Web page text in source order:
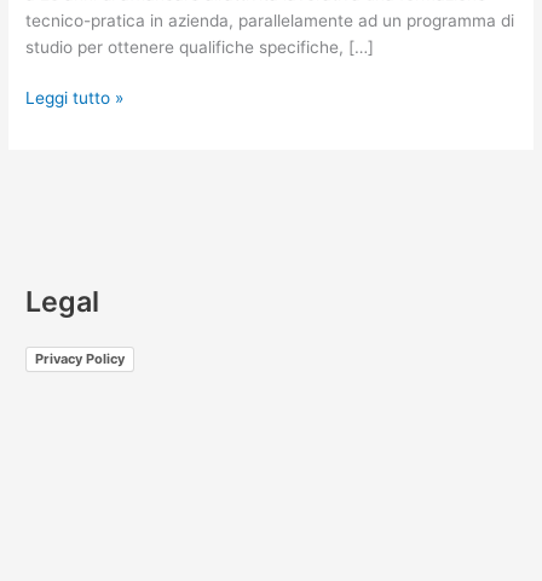
tecnico-pratica in azienda, parallelamente ad un programma di
studio per ottenere qualifiche specifiche, […]
Leggi tutto »
Legal
Privacy Policy